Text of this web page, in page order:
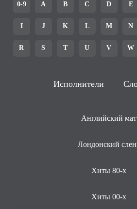
0-9 A B C D E
I J K L M N
R S T U V W
Исполнители
Английский мат
Лондонский
Хиты 80-х
Хиты 00-х